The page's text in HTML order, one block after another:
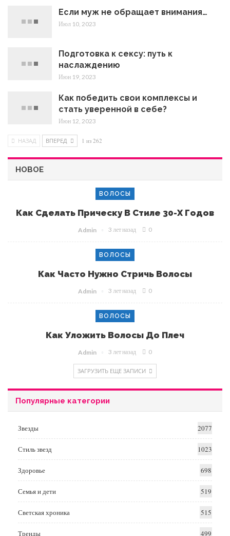
Если муж не обращает внимания…
Июл 10, 2023
Подготовка к сексу: путь к
наслаждению
Июн 19, 2023
Как победить свои комплексы и
стать уверенной в себе?
Июн 12, 2023
НАЗАД ВПЕРЕД 1 из 262
НОВОЕ
ВОЛОСЫ
Как Сделать Прическу В Стиле 30-Х Годов
Admin 3 лет назад 0
ВОЛОСЫ
Как Часто Нужно Стричь Волосы
Admin 3 лет назад 0
ВОЛОСЫ
Как Уложить Волосы До Плеч
Admin 3 лет назад 0
ЗАГРУЗИТЬ ЕЩЕ ЗАПИСИ
Популярные категории
Звезды 2077
Стиль звезд 1023
Здоровье 698
Семья и дети 519
Светская хроника 515
Тренды 499